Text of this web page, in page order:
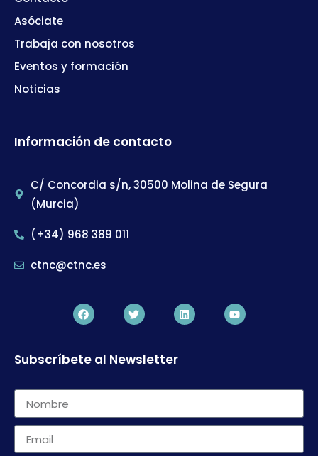
Asóciate
Trabaja con nosotros
Eventos y formación
Noticias
Información de contacto
C/ Concordia s/n, 30500 Molina de Segura
(Murcia)
(+34) 968 389 011
ctnc@ctnc.es
Subscríbete al Newsletter